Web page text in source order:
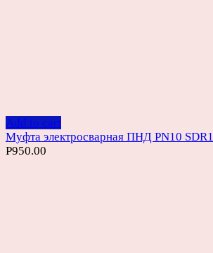
Add to cart
Муфта электросварная ПНД PN10
Р950.00